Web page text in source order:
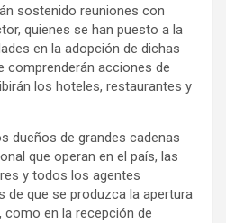
sostenido reuniones con
quienes se han puesto a la
en la adopción de dichas
comprenderán acciones de
los hoteles, restaurantes y
dueños de grandes cadenas
que operan en el país, las
y todos los agentes
que se produzca la apertura
en la recepción de